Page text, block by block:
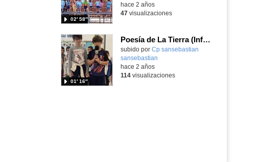
02′ 58″
hace 2 años
47visualizaciones
Poesía de La Tierra (Infantil 4 años A)
Contenido educativo.
subido por Cp sansebastian
sansebastian
01′ 16″
hace 2 años
114visualizaciones